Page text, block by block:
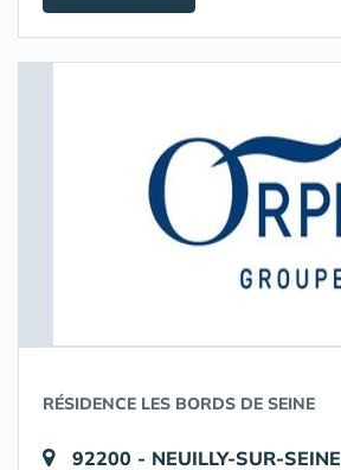
RÉSIDENCE LES BORDS DE SEINE
92200 - NEUILLY-SUR-SEINE